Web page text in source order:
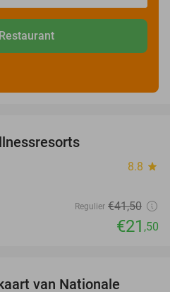
8.8 star
Regulier €41,50
€21 ,50
van Nationale